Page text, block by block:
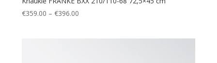
€359.00 – €396.00Price